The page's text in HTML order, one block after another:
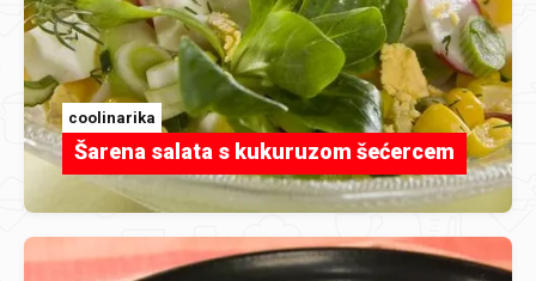
coolinarika
Šarena salata s kukuruzom šećercem